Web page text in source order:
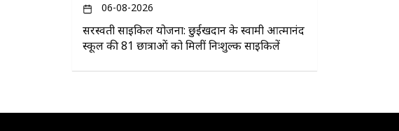
06-08-2026
सरस्वती साइकिल योजना: छुईखदान के स्वामी आत्मानंद
स्कूल की 81 छात्राओं को मिलीं निःशुल्क साइकिलें